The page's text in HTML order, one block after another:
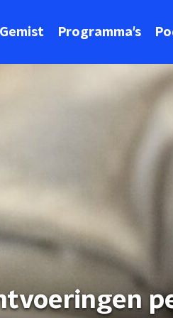
Gemist Programma's